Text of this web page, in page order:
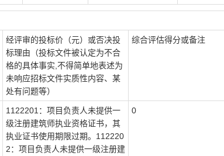
经评审的投标价（元）或否决投
标理由（投标文件被认定为不合
格的具体事实,不得简单地表述为
未响应招标文件实质性内容、某
处有问题等）
综合评估得分或备注
1122201：项目负责人未提供一
级注册建筑师执业资格证书，其
执业证书使用期限过期。112220
2：项目负责人未提供一级注册建
0